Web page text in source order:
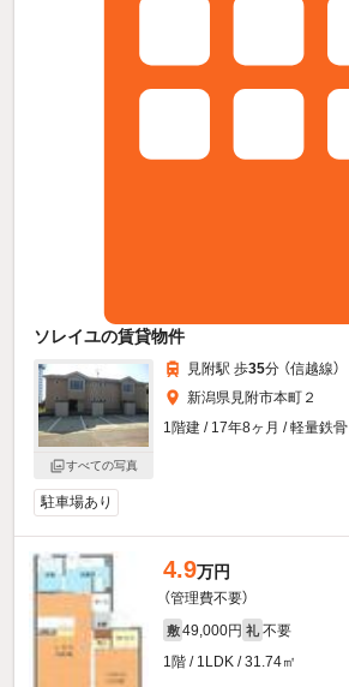
ソレイユの賃貸物件
すべての写真
見附駅 歩35分 （信越線）
新潟県見附市本町２
1階建 / 17年8ヶ月 / 軽量鉄骨
駐車場あり
4.9万円
（管理費不要）
敷 49,000円 礼 不要
1階 / 1LDK / 31.74㎡